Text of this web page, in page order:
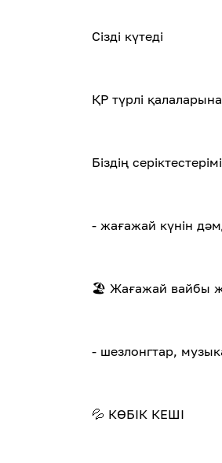
Сізді күтеді ️ ️
ҚР түрлі
Біздің
- жағажай күнін
🏖️ Жағажай вайбы
- шезлонгтар,
💦 КӨБІК КЕШІ